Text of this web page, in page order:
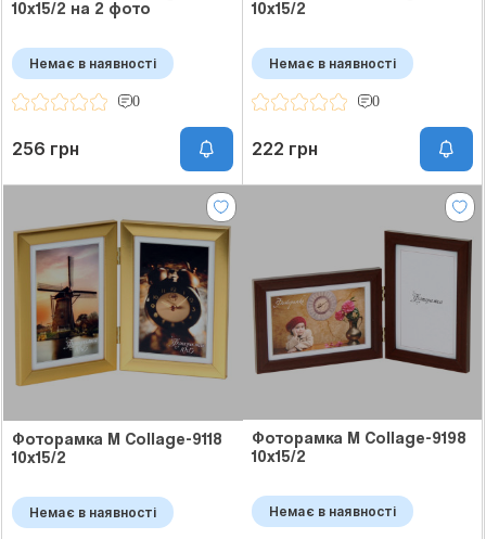
10x15/2 на 2 фото
Немає в наявності
0
256 грн
10x15/2
Немає в наявності
0
222 грн
Фоторамка M Collage-9118
10x15/2
Немає в наявності
Фоторамка M Collage-9198
10x15/2
Немає в наявності